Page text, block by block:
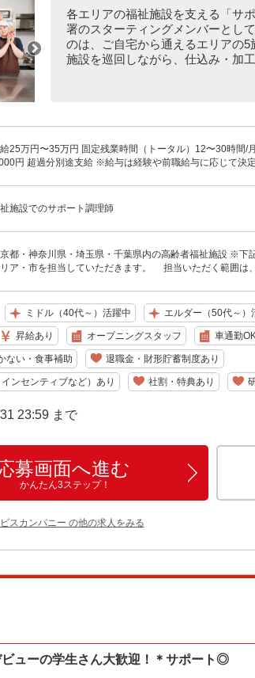
各エリアの福祉施設を支える「サ
署のスターティングメンバーとし
のは、ご自宅から通えるエリアの
施設を巡回しながら、仕込み・加
25万円〜35万円 固定残業時間（トータル）12〜30時間/
円 超過分別途支給 ※給与は経験や前職給与に応じて決
施設でのサポート調理師
都・神奈川県・埼玉県・千葉県内の高齢者福祉施設 ※下
ア・市を担当していただきます。 担当いただく範囲は
ミドル（40代～）活躍中 エルダー（50代～）
昇給あり オープニングスタッフ 車通勤
ない・食事補助 退職金・財形貯蓄制度あり
ンセンティブなど）あり 社割・特典あり
23:59 まで
募画面へ進む
かんたん3ステップ！
スカンパニー の他の求人をみる
ビューの学生さん大歓迎！＊サポート◎